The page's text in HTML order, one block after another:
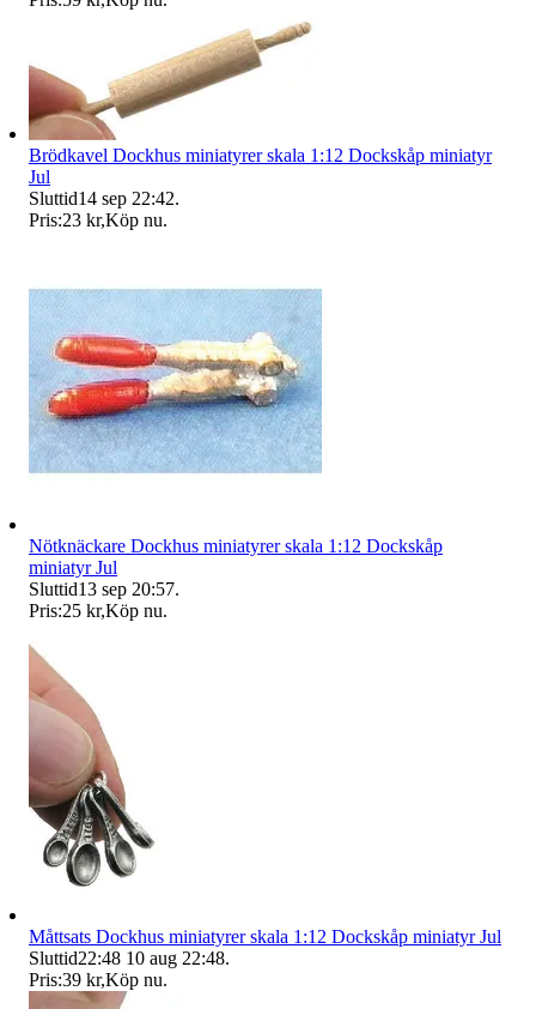
Brödkavel Dockhus miniatyrer skala 1:12 Dockskåp miniatyr
Jul
Sluttid14 sep 22:42.
Pris:23 kr,Köp nu.
Nötknäckare Dockhus miniatyrer skala 1:12 Dockskåp
miniatyr Jul
Sluttid13 sep 20:57.
Pris:25 kr,Köp nu.
Måttsats Dockhus miniatyrer skala 1:12 Dockskåp miniatyr Jul
Sluttid22:48 10 aug 22:48.
Pris:39 kr,Köp nu.